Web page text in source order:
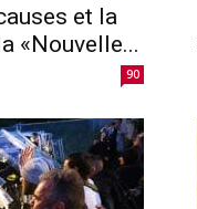
et la
«Nouvelle...
90